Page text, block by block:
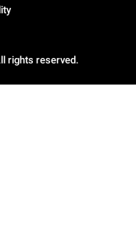
rights reserved.